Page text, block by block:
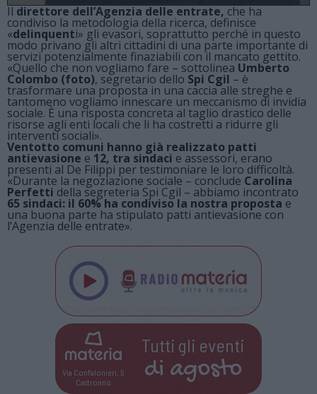
Il direttore dell’Agenzia delle entrate, che ha
condiviso la metodologia della ricerca, definisce
«delinquenti» gli evasori, soprattutto perché in questo
modo privano gli altri cittadini di una parte importante di
servizi potenzialmente finaziabili con il mancato gettito.
«Quello che non vogliamo fare – sottolinea Umberto
Colombo (foto), segretario dello Spi Cgil – è
trasformare una proposta in una caccia alle streghe e
tantomeno vogliamo innescare un meccanismo di invidia
sociale. È una risposta concreta al taglio drastico delle
risorse agli enti locali che li ha costretti a ridurre gli
interventi sociali».
Ventotto comuni hanno già realizzato patti
antievasione e 12, tra sindaci e assessori, erano
presenti al De Filippi per testimoniare le loro difficoltà.
«Durante la negoziazione sociale – conclude Carolina
Perfetti della segreteria Spi Cgil – abbiamo incontrato
65 sindaci: il 60% ha condiviso la nostra proposta e
una buona parte ha stipulato patti antievasione con
l’Agenzia delle entrate».
Via Confalonieri, 5
Castronno
Tutti gli eventi
di agosto